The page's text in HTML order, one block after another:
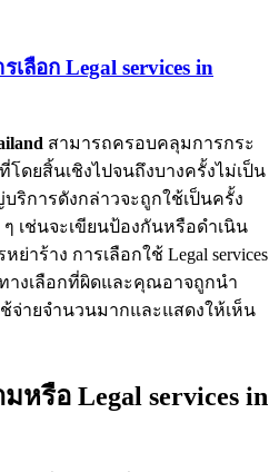
ลือก Legal services in
สามารถครอบคลุมการกระ
ดยสิ้นเชิงไปจนถึงบางครั้งไม่เป็น
ริการดังกล่าวจะถูกใช้เป็นครั้ง
เช่นจะเขียนป้องกันหรือดำเนิน
าร้าง การเลือกใช้ Legal services
ทางเลือกที่ผิดและคุณอาจถูกนำ
จ่ายจำนวนมากและแสดงให้เห็น
หรือ Legal services in